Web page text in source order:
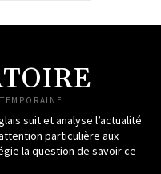
suit et analyse l’actualité
particulière aux
la question de savoir ce